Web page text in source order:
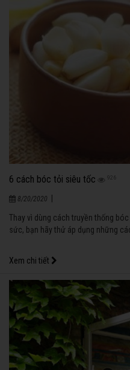
6 cách bóc tỏi siêu tốc 926
8/20/2020
Thay vì dùng cách truyền thống
sức, bạn hãy thử áp dụng những
Xem chi tiết